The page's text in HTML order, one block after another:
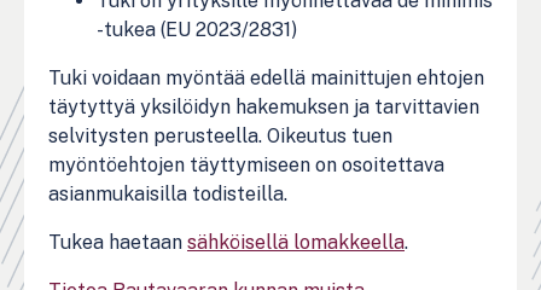
-tukea (EU 2023/2831)
Tuki voidaan myöntää edellä mainittujen ehtojen
täytyttyä yksilöidyn hakemuksen ja tarvittavien
selvitysten perusteella. Oikeutus tuen
myöntöehtojen täyttymiseen on osoitettava
asianmukaisilla todisteilla.
Tukea haetaan sähköisellä lomakkeella.